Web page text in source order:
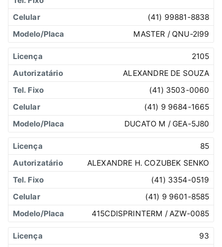
(41) 99881-8838
MASTER / QNU-2I99
2105
ALEXANDRE DE SOUZA
(41) 3503-0060
(41) 9 9684-1665
DUCATO M / GEA-5J80
85
ALEXANDRE H. COZUBEK SENKO
(41) 3354-0519
(41) 9 9601-8585
415CDISPRINTERM / AZW-0085
93